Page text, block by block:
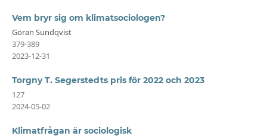
Vem bryr sig om klimatsociologen?
Göran Sundqvist
379-389
2023-12-31
Torgny T. Segerstedts pris för 2022 och 2023
127
2024-05-02
Klimatfrågan är sociologisk